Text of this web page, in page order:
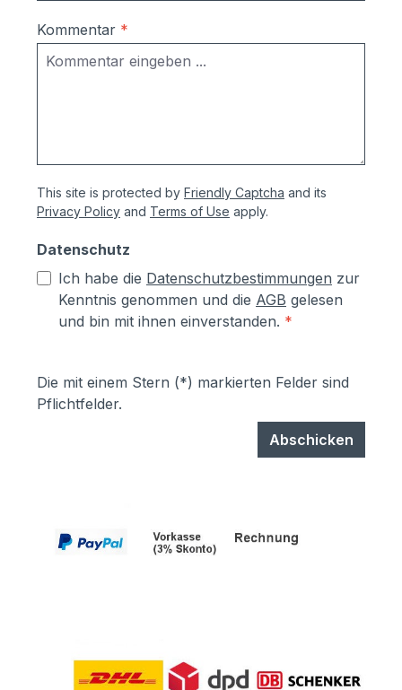
Durchrostung.Korrosionsschutzmaßnahm
en (Angaben vom Hersteller):- Kästen aus
sendzimierverzinktem Stahl (verfombar
phosphatiert, Aluminiumteile chromfrei
chromatiert- Zusätzlich erhalten alle
eloxierte Oberflächen, eine
lösungsmittelfreie Pulverlackierung (z.T.
auch Kunststoffbeschichtung genannt) mit
Polyesterpulver in Fassadenqualität, dies
mindestens ca. 70 µm
Kommentar *
This site is protected by Friendly Captcha and its
Privacy Policy and Terms of Use apply.
Datenschutz
Ich habe die Datenschutzbestimmungen zur
Kenntnis genommen und die AGB gelesen
und bin mit ihnen einverstanden. *
Die mit einem Stern (*) markierten Felder sind
Pflichtfelder.
Abschicken